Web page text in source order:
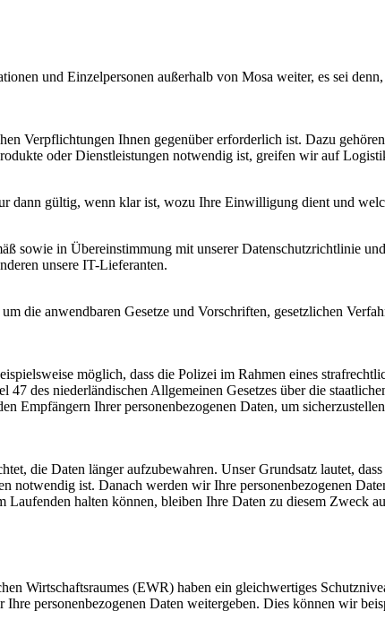
und Einzelpersonen außerhalb von Mosa weiter, es sei
Verpflichtungen Ihnen gegenüber erforderlich ist. Dazu
oder Dienstleistungen notwendig ist, greifen wir auf
gültig, wenn klar ist, wozu Ihre Einwilligung dient und
sowie in Übereinstimmung mit unserer Datenschutzrichtlinie
unsere IT-Lieferanten.
die anwendbaren Gesetze und Vorschriften, gesetzlichen
möglich, dass die Polizei im Rahmen eines
des niederländischen Allgemeinen Gesetzes über die
Empfängern Ihrer personenbezogenen Daten, um
die Daten länger aufzubewahren. Unser Grundsatz lautet,
notwendig ist. Danach werden wir Ihre personenbezogenen
halten können, bleiben Ihre Daten zu diesem Zweck
Wirtschaftsraumes (EWR) haben ein gleichwertiges
personenbezogenen Daten weitergeben. Dies können wir